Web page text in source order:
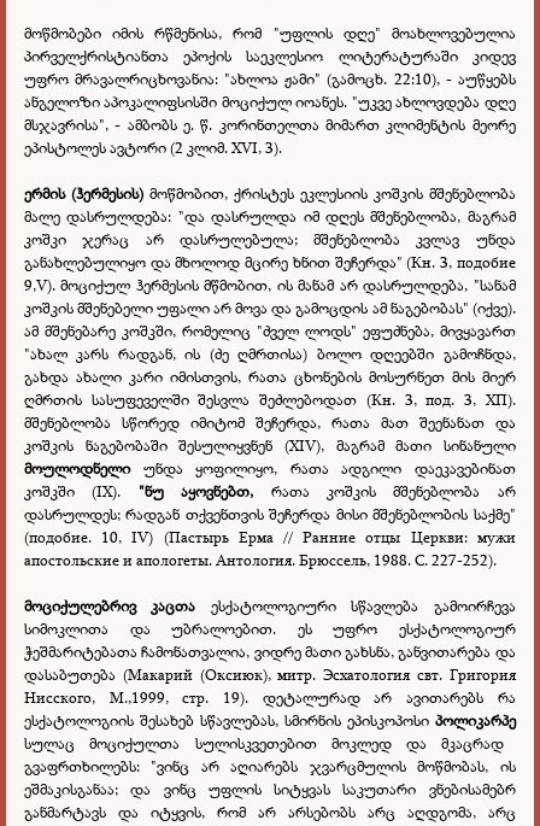
მოწმობები იმის რწმენისა, რომ "უფლის დღე" მოახლოვებულია
პირველქრისტიანთა ეპოქის საეკლესიო ლიტერატურაში კიდევ
უფრო მრავალრიცხოვანია: "ახლოა ჟამი" (გამოცხ. 22:10), - აუწყებს
ანგელოზი აპოკალიფსისში მოციქულ იოანეს. "უკვე ახლოვდება დღე
მსჯავრისა", - ამბობს ე. წ. კორინთელთა მიმართ კლიმენტის მეორე
ეპისტოლეს ავტორი (2 კლიმ. XVI, 3).
ერმის (ჰერმესის)მოწმობით, ქრისტეს ეკლესიის კოშკის მშენებლობა
მალე დასრულდება: "და დასრულდა იმ დღეს მშენებლობა, მაგრამ
კოშკი ჯერაც არ დასრულებულა; მშენებლობა კვლავ უნდა
განახლებულიყო და მხოლოდ მცირე ხნით შეჩერდა" (Кн. 3, подобие
9,V). მოციქულ ჰერმესის მწმობით, ის მანამ არ დასრულდება, "სანამ
კოშკის მშენებელი უფალი არ მოვა და გამოცდის ამ ნაგებობას" (იქვე).
ამ მშენებარე კოშკში, რომელიც "ძველ ლოდს" ეფუძნება, მივყავართ
"ახალ კარს რადგან, ის (ძე ღმრთისა) ბოლო დღეებში გამოჩნდა,
გახდა ახალი კარი იმისთვის, რათა ცხონების მოსურნეთ მის მიერ
ღმრთის სასუფეველში შესვლა შეძლებოდათ (Кн. 3, под. 3, ХП).
მშენებლობა სწორედ იმიტომ შეჩერდა, რათა მათ შეენანათ და
კოშკის ნაგებობაში შესულიყვნენ (XIV), მაგრამ მათი სინანული
მოულოდნელი უნდა ყოფილიყო, რათა ადგილი დაეკავებინათ
კოშკში (IX). "ნუ აყოვნებთ, რათა კოშკის მშენებლობა არ
დასრულდეს; რადგან თქვენთვის შეჩერდა მისი მშენებლობის საქმე"
(подобие. 10, IV) (Пастырь Ерма // Ранние отцы Церкви: мужи
апостольские и апологеты. Антология. Брюссель, 1988. С. 227-252).
მოციქულებრივ კაცთა ესქატოლოგიური სწავლება გამოირჩევა
სიმოკლითა და უბრალოებით. ეს უფრო ესქატოლოგიურ
ჭეშმარიტებათა ჩამონათვალია, ვიდრე მათი გახსნა, განვითარება და
დასაბუთება (Макарий (Оксиюк), митр. Эсхатология свт. Григория
Нисского, М.,1999, стр. 19). დეტალურად არ ავითარებს რა
ესქატოლოგიის შესახებ სწავლებას, სმირნის ეპისკოპოსი პოლიკარპე
სულაც მოციქულთა სულისკვეთებით მოკლედ და მკაცრად
გვაფრთხილებს: "ვინც არ აღიარებს ჯვარცმულის მოწმობას, ის
ეშმაკისგანაა; და ვინც უფლის სიტყვას საკუთარი ვნებისამებრ
განმარტავს და იტყვის, რომ არ არსებობს არც აღდგომა, არც